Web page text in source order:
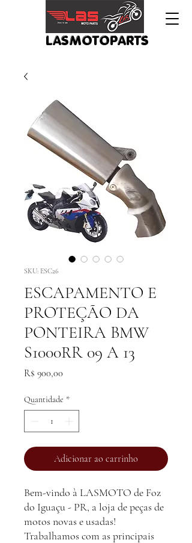
LASMOTOPARTS
SKU: ESC26
ESCAPAMENTO E
PROTEÇÃO DA
PONTEIRA BMW
S1000RR 09 A 13
R$ 900,00
Quantidade *
Adicionar ao carrinho
Bem-vindo à LASMOTO de Foz
do Iguaçu - PR, a loja de peças de
motos novas e usadas!
Trabalhamos com as principais